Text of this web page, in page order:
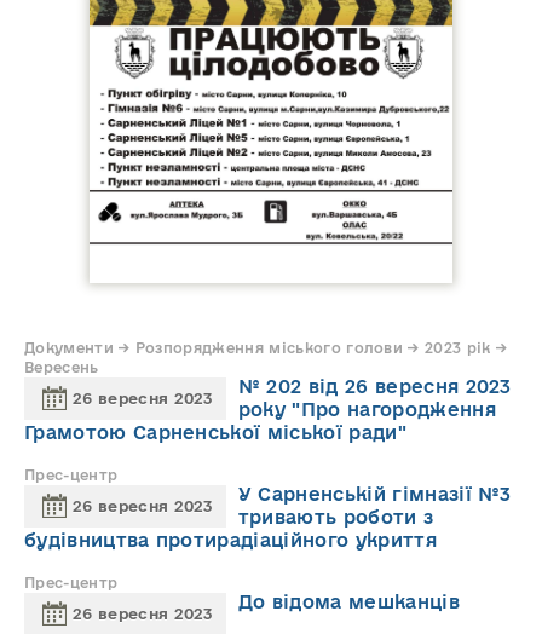
Прес-центр
Документи → Розпорядження міського голови → 2023 рік →
Вересень
26 вересня 2023
№ 202 від 26 вересня 2023
року "Про нагородження
Грамотою Сарненської міської ради"
Прес-центр
26 вересня 2023
У Сарненській гімназії №3
тривають роботи з
будівництва протирадіаційного укриття
Прес-центр
26 вересня 2023
До відома мешканців